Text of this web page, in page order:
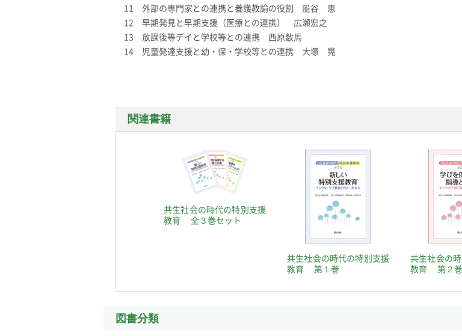
11 外部の専門家との連携と養護教諭の役割 籠谷 恵
12 早期発見と早期支援（医療との連携） 広瀬宏之
13 放課後等デイと学校等との連携 西原数馬
14 児童発達支援と幼・保・学校等との連携 大塚 晃
関連書籍
共生社会の時代の特別支援
教育 全３巻セット
共生社会の時代の特別支援
教育 第１巻
共生社会の
教育 第２巻
図書分類